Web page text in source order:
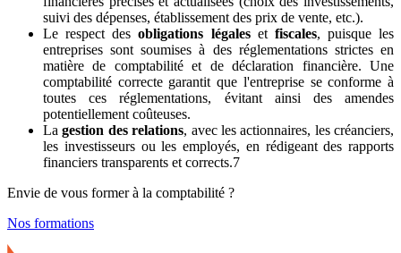
suivi des dépenses, établissement des prix de vente, etc.).
Le respect desobligations légaleset fiscales, puisque les
entreprises sont soumises à des réglementations strictes en
matière de comptabilité et de déclaration financière. Une
comptabilité correcte garantit que l'entreprise se conforme à
toutes ces réglementations, évitant ainsi des amendes
potentiellement coûteuses.
Lagestion des relations, avec les actionnaires, les créanciers,
les investisseurs ou les employés, en rédigeant des rapports
financiers transparents et corrects.7
Envie de vous former à la comptabilité ?
Nos formations